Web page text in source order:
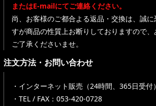
またはE-mailにてご連絡ください。
尚、お客様のご都合よる返品・交換は、誠に
すが商品の性質上お断りしておりますので、
ご了承くださいませ。
注文方法・お問い合わせ
・インターネット販売（24時間、365日受付）
・TEL / FAX：053-420-0728